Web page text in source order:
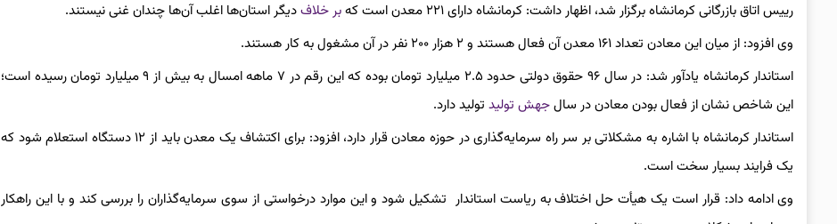
رییس اتاق بازرگانی کرمانشاه برگزار شد، اظهار داشت: کرمانشاه دارای ۲۲۱ معدن است که
بر خلافدیگر استان‌ها اغلب آن‌ها چندان غنی نیستند.
وی افزود: از میان این معادن تعداد ۱۶۱ معدن آن فعال هستند و ۲ هزار ۲۰۰ نفر در آن مشغول به کار هستند.
استاندار کرمانشاه یادآور شد: در سال ۹۶ حقوق دولتی حدود ۲.۵ میلیارد تومان بوده که این رقم در ۷ ماهه امسال به بیش از ۹ میلیارد تومان رسیده است؛
این شاخص نشان از فعال بودن معادن در سالجهش تولیدتولید دارد.
استاندار کرمانشاه با اشاره به مشکلاتی بر سر راه سرمایه‌گذاری در حوزه معادن قرار دارد، افزود: برای اکتشاف یک معدن باید از ۱۲ دستگاه استعلام شود که
یک فرایند بسیار سخت است.
وی ادامه داد: قرار است یک هیأت حل اختلاف به ریاست استاندار تشکیل شود و این موارد درخواستی از سوی سرمایه‌گذاران را بررسی کند و با این راهکار